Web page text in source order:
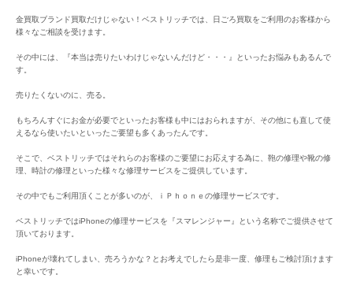
金買取ブランド買取だけじゃない！ベストリッチでは、日ごろ買取をご利用のお客様から
様々なご相談を受けます。
その中には、『本当は売りたいわけじゃないんだけど・・・』といったお悩みもあるんで
す。
売りたくないのに、売る。
もちろんすぐにお金が必要でといったお客様も中にはおられますが、その他にも直して使
えるなら使いたいといったご要望も多くあったんです。
そこで、ベストリッチではそれらのお客様のご要望にお応えする為に、鞄の修理や靴の修
理、時計の修理といった様々な修理サービスをご提供しています。
その中でもご利用頂くことが多いのが、ｉＰｈｏｎｅの修理サービスです。
ベストリッチではiPhoneの修理サービスを『スマレンジャー』という名称でご提供させて
頂いております。
iPhoneが壊れてしまい、売ろうかな？とお考えでしたら是非一度、修理もご検討頂けます
と幸いです。